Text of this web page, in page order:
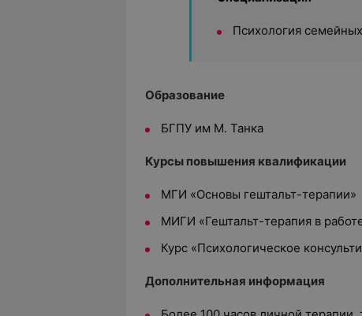
Психология
Образование
БГПУ им М. Танка
Курсы повышения квалификации
МГИ «Основы гештальт-терапии»
МИГИ «Гештальт-терапия в
Курс «Психологическое
Дополнительная информация